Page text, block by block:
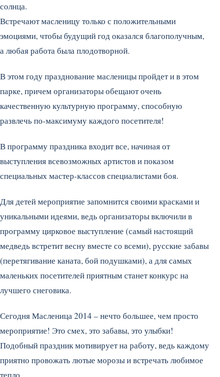
солнца.
Встречают масленицу только с положительными
эмоциями, чтобы будущий год оказался благополучным,
а любая работа была плодотворной.
В этом году празднование масленицы пройдет и в этом
парке, причем организаторы обещают очень
качественную культурную программу, способную
развлечь по-максимуму каждого посетителя!
В программу праздника входит все, начиная от
выступления всевозможных артистов и показом
специальных мастер-классов специалистами боя.
Для детей мероприятие запомнится своими красками и
уникальными идеями, ведь организаторы включили в
программу цирковое выступление (самый настоящий
медведь встретит весну вместе со всеми), русские забавы
(перетягивание каната, бой подушками), а для самых
маленьких посетителей приятным станет конкурс на
лучшего снеговика.
Сегодня Масленица 2014 – нечто большее, чем просто
мероприятие! Это смех, это забавы, это улыбки!
Подобный праздник мотивирует на работу, ведь каждому
приятно провожать лютые морозы и встречать любимое